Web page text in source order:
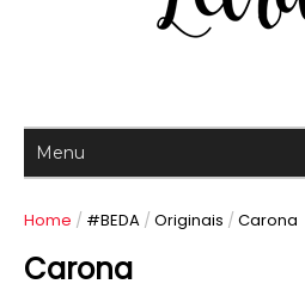
Home / #BEDA / Originais / Carona
Carona